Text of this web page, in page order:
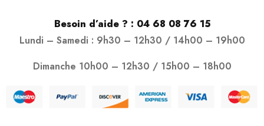
Besoin d’aide ? : 04 68 08 76 15
Lundi – Samedi : 9h30 – 12h30 / 14h00 – 19h00
Dimanche 10h00 – 12h30 / 15h00 – 18h00